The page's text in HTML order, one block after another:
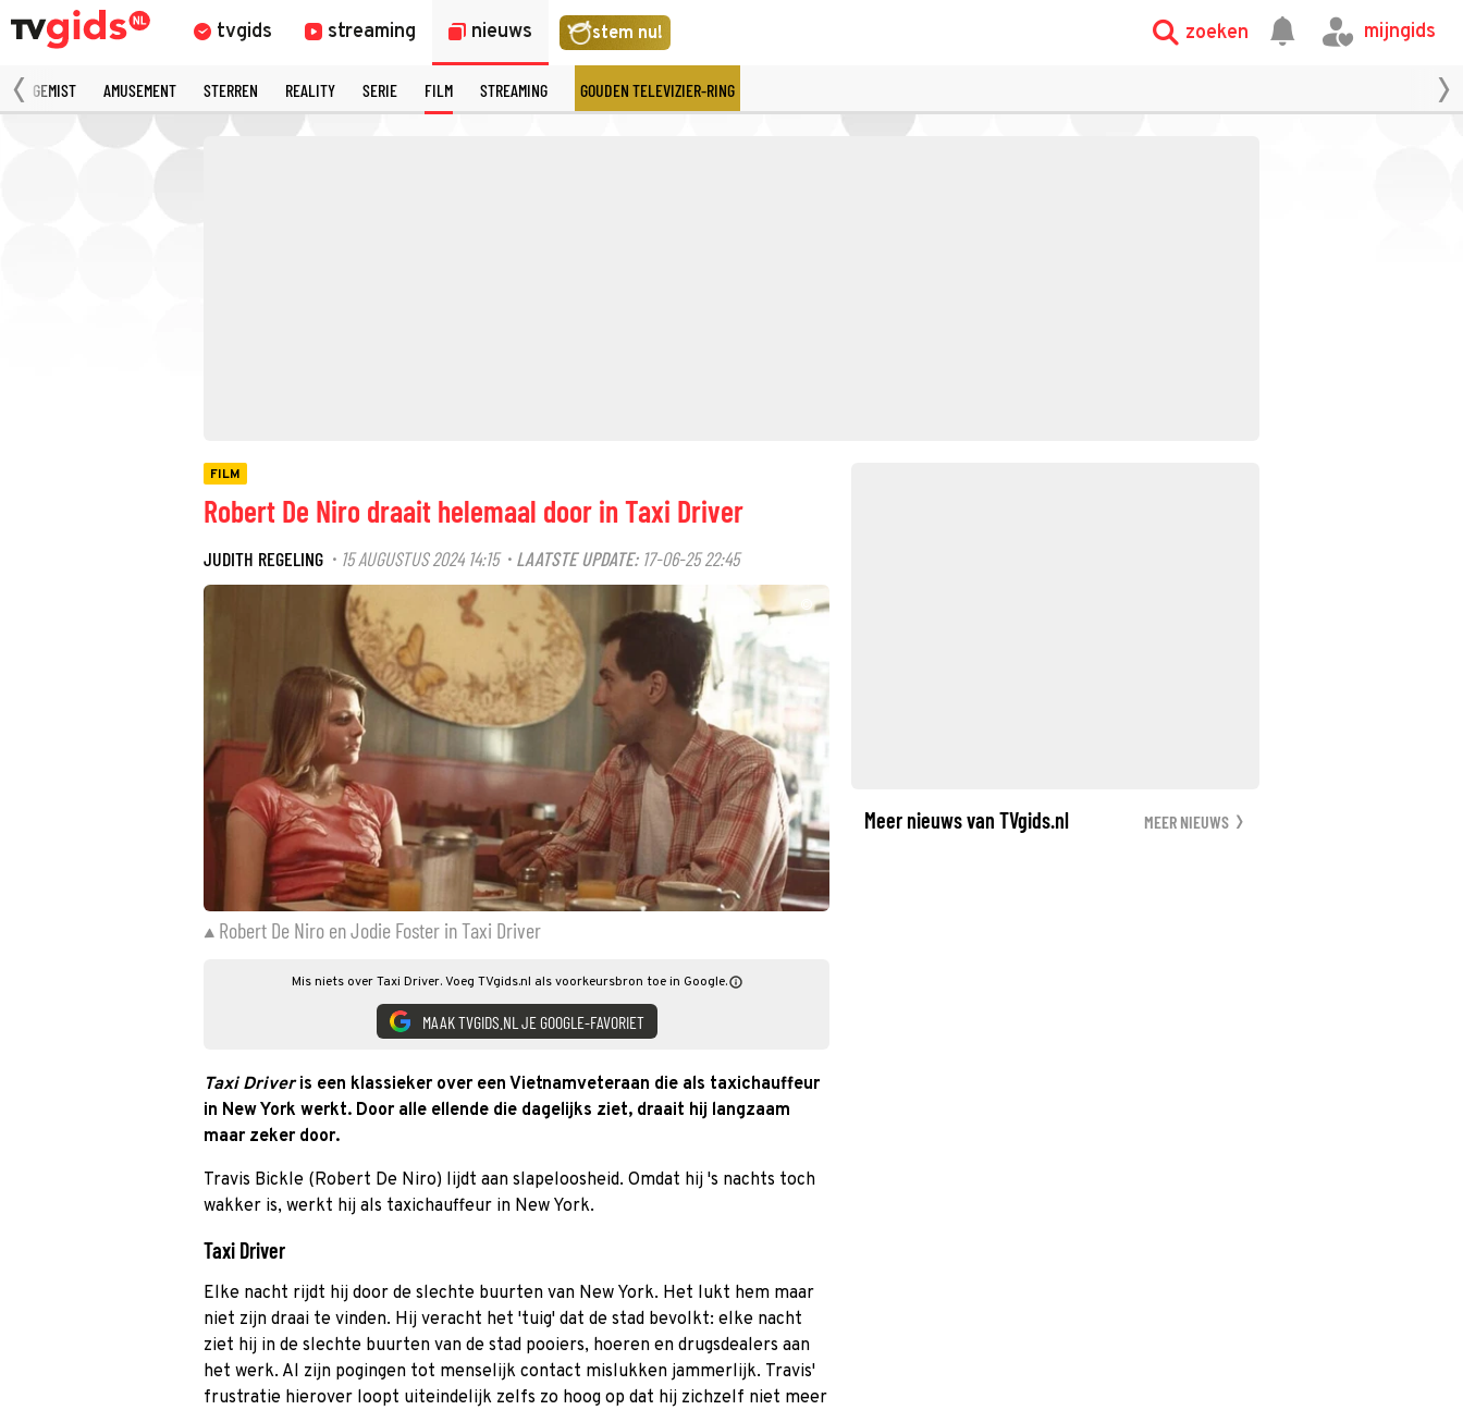
tvgids streaming nieuws stem nu! zoeken mijngids
GEMIST AMUSEMENT STERREN REALITY SERIE FILM STREAMING GOUDEN TELEVIZIER-RING
FILM
Robert De Niro draait helemaal door in Taxi Driver
JUDITH REGELING · 15 AUGUSTUS 2024 14:15· LAATSTE UPDATE: 17-06-25 22:45
©
Robert De Niro en Jodie Foster in Taxi Driver
Mis niets over Taxi Driver. Voeg TVgids.nl als voorkeursbron toe in Google.
MAAK TVGIDS.NL JE GOOGLE-FAVORIET
Taxi Driveris een klassieker over een Vietnamveteraan die als taxichauffeur
in New York werkt. Door alle ellende die dagelijks ziet, draait hij langzaam
maar zeker door.
Travis Bickle (Robert De Niro) lijdt aan slapeloosheid. Omdat hij 's nachts toch
wakker is, werkt hij als taxichauffeur in New York.
Taxi Driver
Elke nacht rijdt hij door de slechte buurten van New York. Het lukt hem maar
niet zijn draai te vinden. Hij veracht het 'tuig' dat de stad bevolkt: elke nacht
ziet hij in de slechte buurten van de stad pooiers, hoeren en drugsdealers aan
het werk. Al zijn pogingen tot menselijk contact mislukken jammerlijk. Travis'
frustratie hierover loopt uiteindelijk zelfs zo hoog op dat hij zichzelf niet meer
Meer nieuws van TVgids.nl MEER NIEUWS